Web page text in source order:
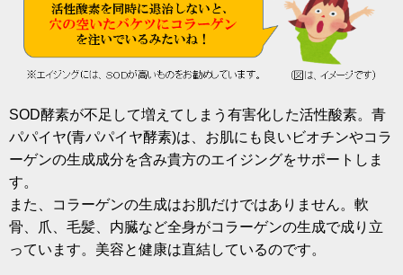
SOD酵素が不足して増えてしまう有害化した活性酸素。青
パパイヤ(青パパイヤ酵素)は、お肌にも良いビオチンやコラ
ーゲンの生成成分を含み貴方のエイジングをサポートしま
す。
また、コラーゲンの生成はお肌だけではありません。軟
骨、爪、毛髪、内臓など全身がコラーゲンの生成で成り立
っています。美容と健康は直結しているのです。